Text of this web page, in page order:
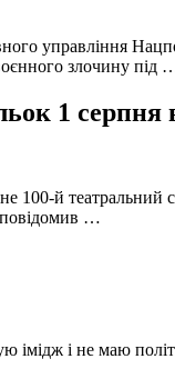
управління
злочину під
1 серпня
100-й
повідомив …
імідж і не маю